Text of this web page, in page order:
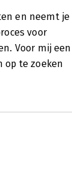
en neemt je
voor
Voor mij een
op te zoeken